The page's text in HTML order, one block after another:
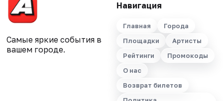
Самые яркие события в
вашем городе.
Навигация
Главная
Города
Площадки
Артисты
Рейтинги
Промокоды
О нас
Возврат билетов